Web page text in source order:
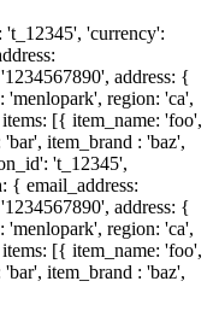
't_12345', 'currency':
address: {
'menlopark', region: 'ca',
[{ item_name: 'foo',
item_brand : 'baz',
't_12345',
{ email_address:
address: {
'menlopark', region: 'ca',
[{ item_name: 'foo',
item_brand : 'baz',